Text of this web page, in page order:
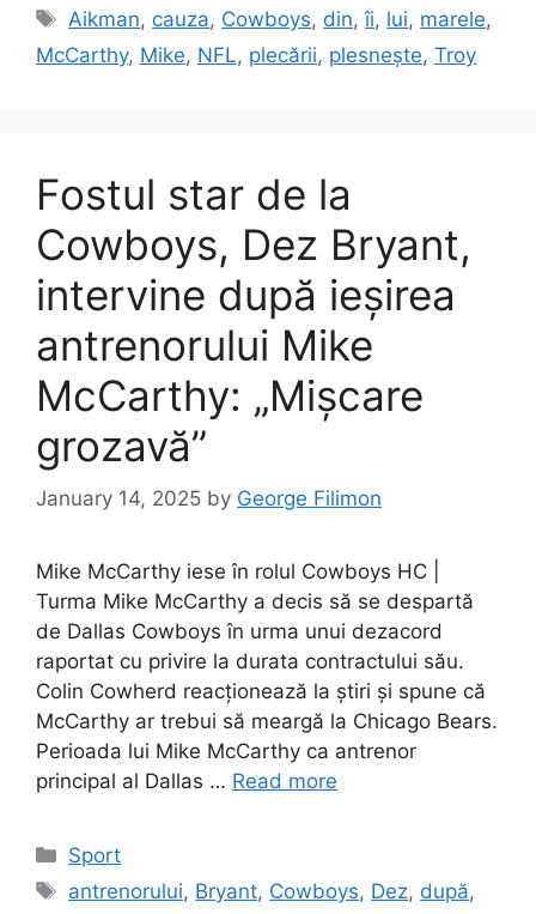
Tags
Aikman, cauza, Cowboys, din,îi, lui, marele,
McCarthy, Mike, NFL, plecării, plesnește, Troy
Fostul star de la
Cowboys, Dez Bryant,
intervine după ieșirea
antrenorului Mike
McCarthy: „Mișcare
grozavă”
January 14, 2025 by George Filimon
Mike McCarthy iese în rolul Cowboys HC |
Turma Mike McCarthy a decis să se despartă
de Dallas Cowboys în urma unui dezacord
raportat cu privire la durata contractului său.
Colin Cowherd reacționează la știri și spune că
McCarthy ar trebui să meargă la Chicago Bears.
Perioada lui Mike McCarthy ca antrenor
principal al Dallas … Read more
Categories
Sport
Tags
antrenorului, Bryant, Cowboys, Dez, după,